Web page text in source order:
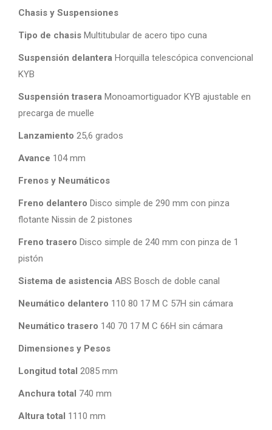
Chasis y Suspensiones
Tipo de chasis Multitubular de acero tipo cuna
Suspensión delantera Horquilla telescópica convencional
KYB
Suspensión trasera Monoamortiguador KYB ajustable en
precarga de muelle
Lanzamiento 25,6 grados
Avance 104 mm
Frenos y Neumáticos
Freno delantero Disco simple de 290 mm con pinza
flotante Nissin de 2 pistones
Freno trasero Disco simple de 240 mm con pinza de 1
pistón
Sistema de asistencia ABS Bosch de doble canal
Neumático delantero 110 80 17 M C 57H sin cámara
Neumático trasero 140 70 17 M C 66H sin cámara
Dimensiones y Pesos
Longitud total 2085 mm
Anchura total 740 mm
Altura total 1110 mm